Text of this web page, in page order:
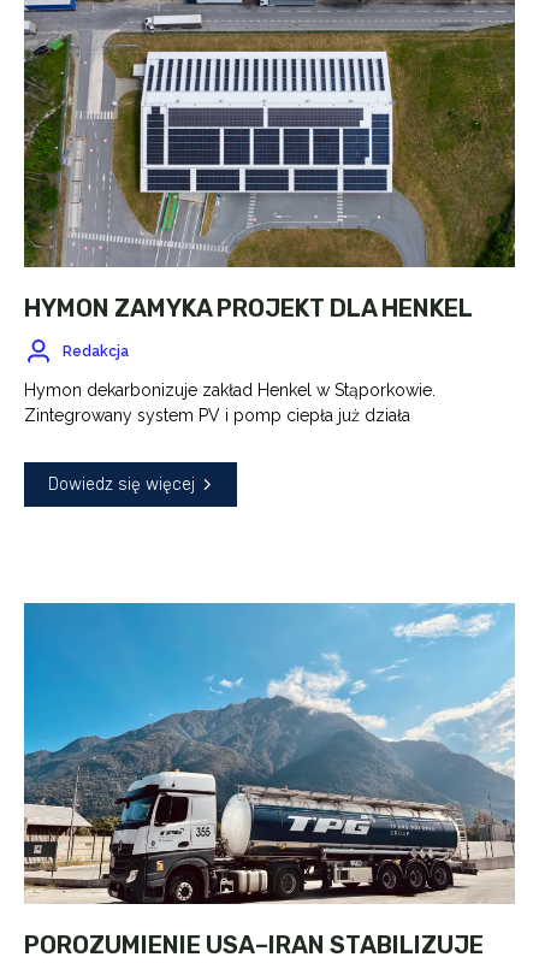
HYMON ZAMYKA PROJEKT DLA HENKEL
Redakcja
Hymon dekarbonizuje zakład Henkel w Stąporkowie.
Zintegrowany system PV i pomp ciepła już działa
Dowiedz się więcej
POROZUMIENIE USA–IRAN STABILIZUJE